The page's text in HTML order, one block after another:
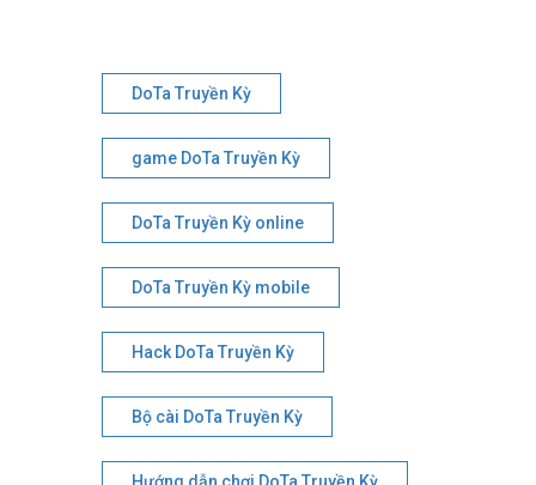
DoTa Truyền Kỳ
game DoTa Truyền Kỳ
DoTa Truyền Kỳ online
DoTa Truyền Kỳ mobile
Hack DoTa Truyền Kỳ
Bộ cài DoTa Truyền Kỳ
Hướng dẫn chơi DoTa Truyền Kỳ